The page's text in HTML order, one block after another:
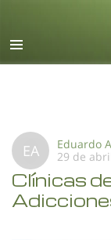
EA Eduardo
29 de
Clínicas